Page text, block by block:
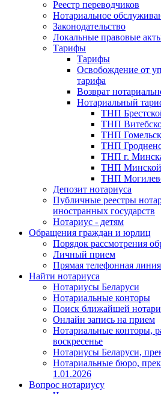
Реестр переводчиков
Нотариальное
Законодательство
Локальные правовые
Тарифы
Тарифы
Освобождение от
тарифа
Возврат
Нотариальный
ТНП
ТНП
ТНП
ТНП
ТНП г.
ТНП Минской
ТНП
Депозит нотариуса
Публичные реестры
иностранных государств
Нотариус - детям
Обращения граждан и юрлиц
Порядок рассмотрения
Личный прием
Прямая телефонная линия
Найти нотариуса
Нотариусы Беларуси
Нотариальные конторы
Поиск ближайшей
Онлайн запись на прием
Нотариальные конторы,
воскресенье
Нотариусы Беларуси,
Нотариальные бюро,
1.01.2026
Вопрос нотариусу